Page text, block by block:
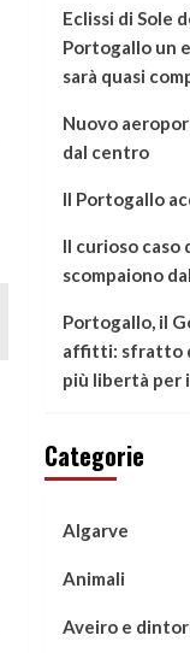
Eclissi di Sole
Portogallo un
sarà quasi
Nuovo
dal centro
Il Portogallo
Il curioso caso
scompaiono
Portogallo, il
affitti: sfratto
più libertà per
Categorie
Algarve
Animali
Aveiro e